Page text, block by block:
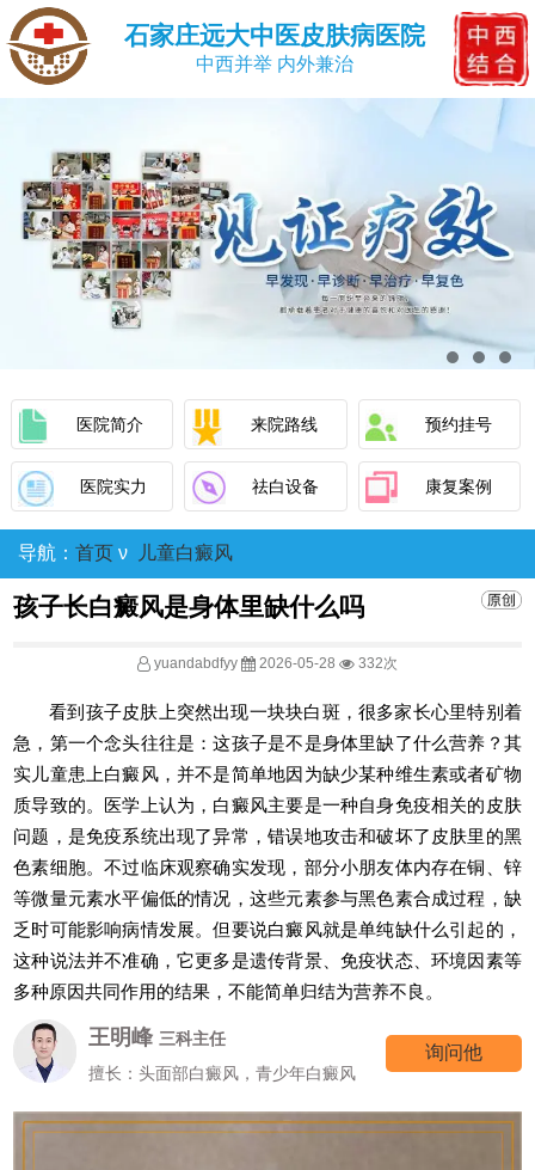
石家庄远大中医皮肤病医院
中西并举 内外兼治
医院简介 来院路线 预约挂号
医院实力 祛白设备 康复案例
导航： 首页 ν 儿童白癜风
孩子长白癜风是身体里缺什么吗
yuandabdfyy 2026-05-28 332次
看到孩子皮肤上突然出现一块块白斑，很多家长心里特别着
急，第一个念头往往是：这孩子是不是身体里缺了什么营养？其
实儿童患上白癜风，并不是简单地因为缺少某种维生素或者矿物
质导致的。医学上认为，白癜风主要是一种自身免疫相关的皮肤
问题，是免疫系统出现了异常，错误地攻击和破坏了皮肤里的黑
色素细胞。不过临床观察确实发现，部分小朋友体内存在铜、锌
等微量元素水平偏低的情况，这些元素参与黑色素合成过程，缺
乏时可能影响病情发展。但要说白癜风就是单纯缺什么引起的，
这种说法并不准确，它更多是遗传背景、免疫状态、环境因素等
多种原因共同作用的结果，不能简单归结为营养不良。
王明峰 三科主任
擅长：头面部白癜风，青少年白癜风
询问他